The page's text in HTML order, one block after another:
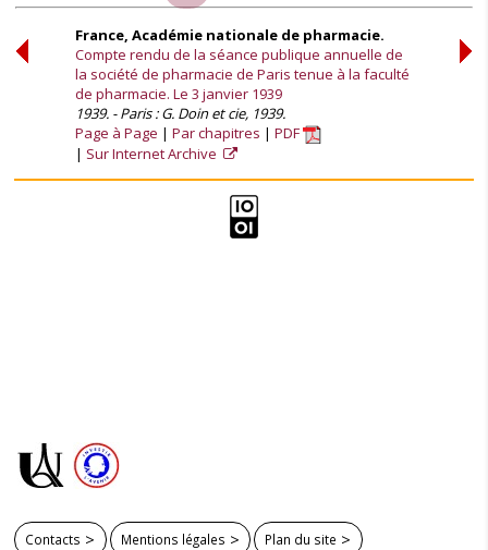
France, Académie nationale de pharmacie.
Compte rendu de la séance publique annuelle de
la société de pharmacie de Paris tenue à la faculté
de pharmacie. Le 3 janvier 1939
1939. - Paris : G. Doin et cie, 1939.
Page à Page
Par chapitres
PDF
Sur Internet Archive
Contacts Mentions légales Plan du site